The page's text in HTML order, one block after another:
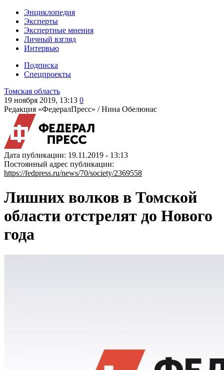
Энциклопедия
Эксперты
Экспертные мнения
Личный взгляд
Интервью
Подписка
Спецпроекты
Томская область
19 ноября 2019, 13:13 0
Редакция «ФедералПресс» /Нина Обелюнас
Дата публикации: 19.11.2019 - 13:13
Постоянный адрес публикации:
https://fedpress.ru/news/70/society/2369558
Лишних волков в Томской
области отстрелят до Нового
года